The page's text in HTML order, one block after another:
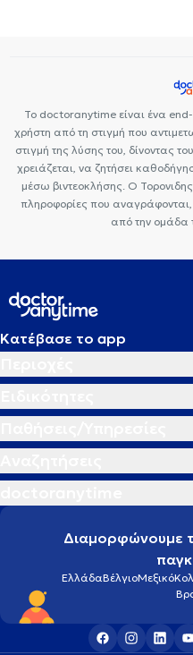
Το doctoranytime είναι ένα
χρήστη από τη στιγμή που
στιγμή της λύσης του, δίνοντας
χρειάζεται, να ζητήσει
μέσω βιντεοκλήσης. Ο
πληροφορίες που αναγράφονται,
από την ομάδα
Κατέβασε το app
Διαμορφώνουμε
ΕλλάδαΒέλγιοΜεξικό